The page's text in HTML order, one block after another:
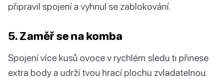
připravil spojení a vyhnul se zablokování.
5. Zaměř se na komba
Spojení více kusů ovoce v rychlém sledu ti přinese
extra body a udrží tvou hrací plochu zvladatelnou.